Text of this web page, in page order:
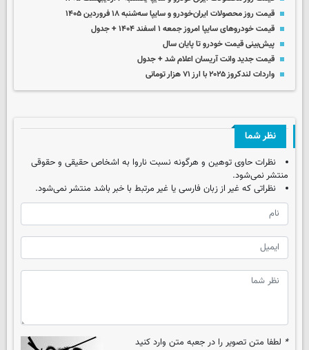
قیمت روز محصولات ایران‌خودرو و سایپا سه‌شنبه ۱۸ فروردین ۱۴۰۵
قیمت خودروهای سایپا امروز جمعه ۱ اسفند ۱۴۰۴ + جدول
پیش‌بینی قیمت خودرو تا پایان سال
قیمت جدید وانت آریسان اعلام شد + جدول
واردات لندکروز ۲۰۲۵ با ارز ۷۱ هزار تومانی
نظر شما
نظرات حاوی توهین و هرگونه نسبت ناروا به اشخاص حقیقی و حقوقی
منتشر نمی‌شود.
نظراتی که غیر از زبان فارسی یا غیر مرتبط با خبر باشد منتشر نمی‌شود.
* لطفا متن تصویر را در جعبه متن وارد کنید